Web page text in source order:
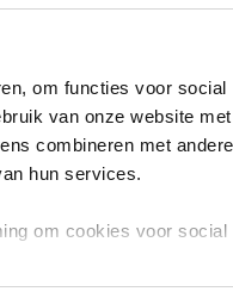
om functies voor
van onze website
combineren met
hun services.
om cookies voor
(see the